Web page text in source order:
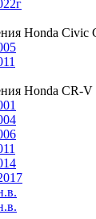
Honda Civic
Honda CR-V